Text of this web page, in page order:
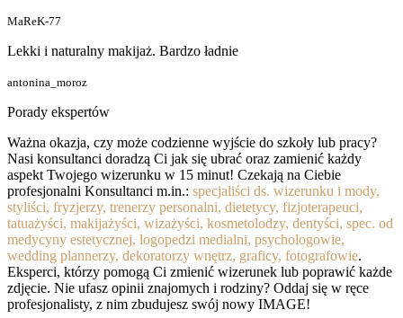
MaReK-77
Lekki i naturalny makijaż. Bardzo ładnie
antonina_moroz
Porady ekspertów
Ważna okazja, czy może codzienne wyjście do szkoły lub pracy?
Nasi konsultanci doradzą Ci jak się ubrać oraz zamienić każdy
aspekt Twojego wizerunku w 15 minut! Czekają na Ciebie
profesjonalni Konsultanci m.in.: specjaliści ds. wizerunku i mody,
styliści, fryzjerzy, trenerzy personalni, dietetycy, fizjoterapeuci,
tatuażyści, makijażyści, wizażyści, kosmetolodzy, dentyści, spec. od
medycyny estetycznej, logopedzi medialni, psychologowie,
wedding plannerzy, dekoratorzy wnętrz, graficy, fotografowie.
Eksperci, którzy pomogą Ci zmienić wizerunek lub poprawić każde
zdjęcie. Nie ufasz opinii znajomych i rodziny? Oddaj się w ręce
profesjonalisty, z nim zbudujesz swój nowy IMAGE!